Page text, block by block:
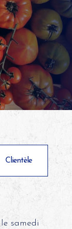
Clientèle
samedi